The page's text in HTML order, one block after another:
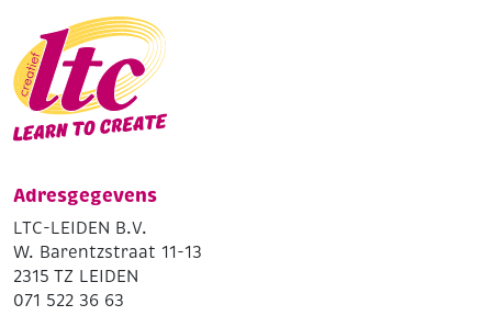
Adresgegevens
LTC-LEIDEN B.V.
W. Barentzstraat 11-13
2315 TZ LEIDEN
071 522 36 63